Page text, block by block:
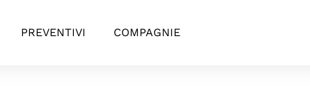
PREVENTIVI COMPAGNIE